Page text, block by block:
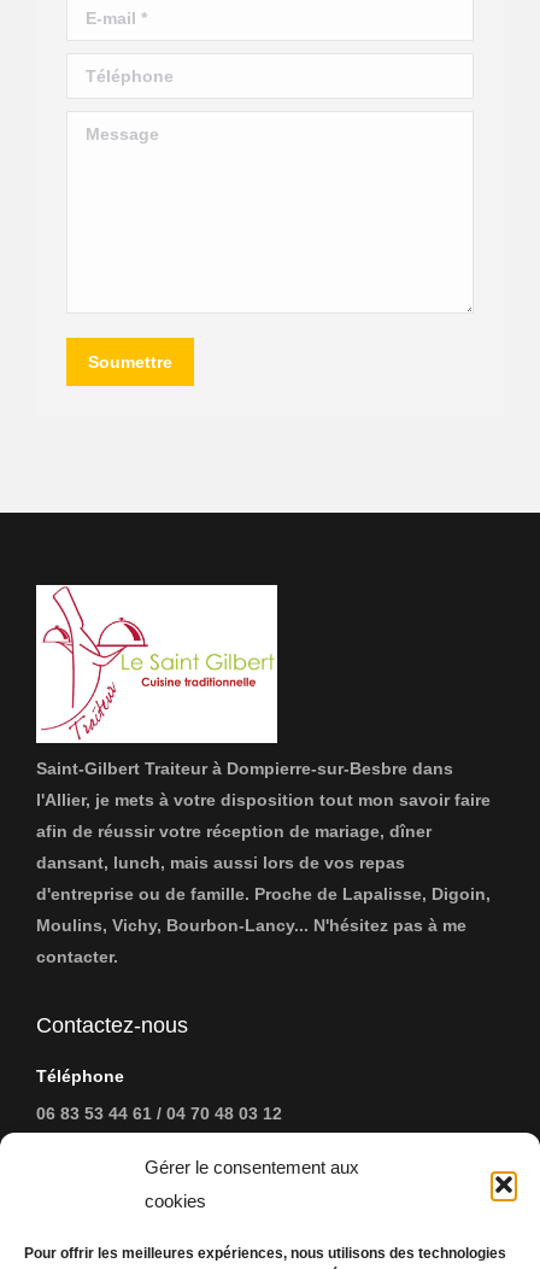
Gérer le consentement aux
cookies
Pour offrir les meilleures expériences, nous utilisons des technologies
E-mail *
Téléphone
Message
Soumettre
Saint-Gilbert Traiteur à Dompierre-sur-Besbre dans
l'Allier, je mets à votre disposition tout mon savoir faire
afin de réussir votre réception de mariage, dîner
dansant, lunch, mais aussi lors de vos repas
d'entreprise ou de famille. Proche de Lapalisse, Digoin,
Moulins, Vichy, Bourbon-Lancy... N'hésitez pas à me
contacter.
Contactez-nous
Téléphone
06 83 53 44 61 / 04 70 48 03 12
37, Grand Rue - 03290 Dompierre-sur-Besbre
EMail